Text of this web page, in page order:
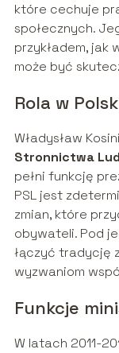
które cechuje
społecznych.
przykładem, jak
może być
Rola w
Władysław
Stronnictwa
pełni funkcję
PSL jest
zmian, które
obywateli. Pod
łączyć tradycję
wyzwaniom
Funkcje
W latach 2011-